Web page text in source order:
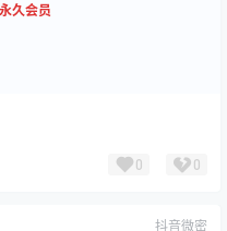
永久会员
0 0
抖音微密